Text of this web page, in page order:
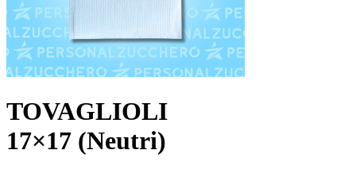
TOVAGLIOLI
17×17 (Neutri)